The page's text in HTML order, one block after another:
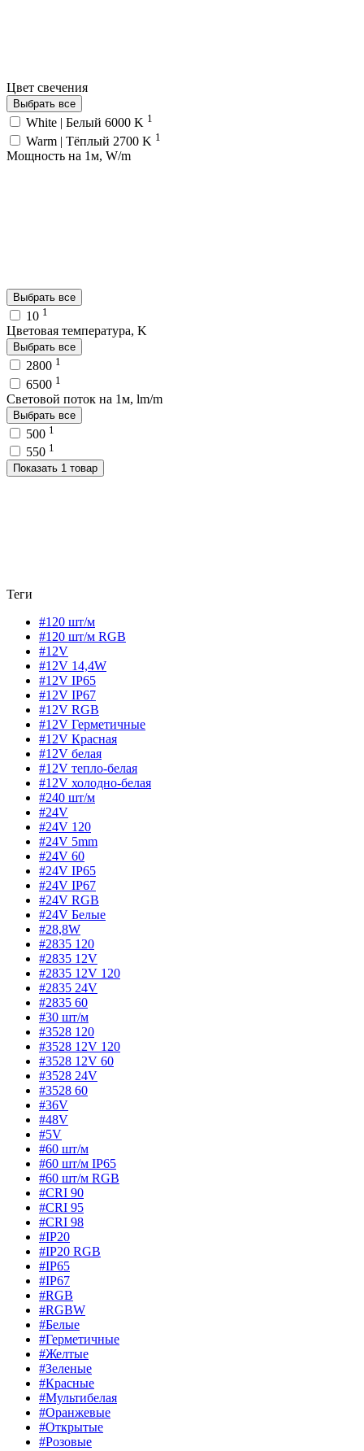
Цвет свечения
Выбрать все
White | Белый 6000 K 1
Warm | Тёплый 2700 K 1
Мощность на 1м, W/m
Выбрать все
10 1
Цветовая температура, K
Выбрать все
2800 1
6500 1
Световой поток на 1м, lm/m
Выбрать все
500 1
550 1
Показать 1 товар
Теги
#120 шт/м
#120 шт/м RGB
#12V
#12V 14,4W
#12V IP65
#12V IP67
#12V RGB
#12V Герметичные
#12V Красная
#12V белая
#12V тепло-белая
#12V холодно-белая
#240 шт/м
#24V
#24V 120
#24V 5mm
#24V 60
#24V IP65
#24V IP67
#24V RGB
#24V Белые
#28,8W
#2835 120
#2835 12V
#2835 12V 120
#2835 24V
#2835 60
#30 шт/м
#3528 120
#3528 12V 120
#3528 12V 60
#3528 24V
#3528 60
#36V
#48V
#5V
#60 шт/м
#60 шт/м IP65
#60 шт/м RGB
#CRI 90
#CRI 95
#CRI 98
#IP20
#IP20 RGB
#IP65
#IP67
#RGB
#RGBW
#Белые
#Герметичные
#Желтые
#Зеленые
#Красные
#Мультибелая
#Оранжевые
#Открытые
#Розовые